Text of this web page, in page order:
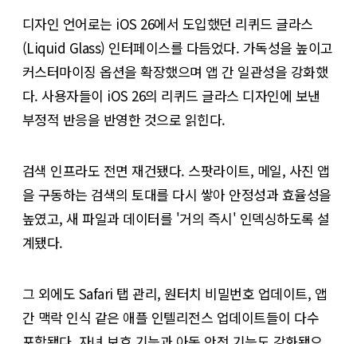
디자인 언어로는 iOS 26에서 도입했던 리퀴드 글라스
(Liquid Glass) 인터페이스를 다듬었다. 가독성을 높이고
커스터마이징 옵션을 확장했으며 앱 간 일관성을 강화했
다. 사용자들이 iOS 26의 리퀴드 글라스 디자인에 보낸
부정적 반응을 반영한 것으로 읽힌다.
검색 인프라도 전면 재건됐다. 스팟라이트, 메일, 사진 앱
을 구동하는 검색의 토대를 다시 쌓아 안정성과 효율성을
높였고, 새 파일과 데이터를 '거의 즉시' 인덱싱하도록 설
계됐다.
그 외에도 Safari 탭 관리, 원터치 비밀번호 업데이트, 앱
간 맥락 인식 같은 애플 인텔리전스 업데이트들이 다수